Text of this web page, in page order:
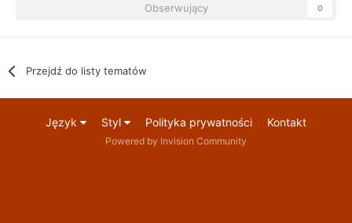
Obserwujący 0
Przejdź do listy tematów
Język Styl Polityka prywatności Kontakt
Powered by Invision Community